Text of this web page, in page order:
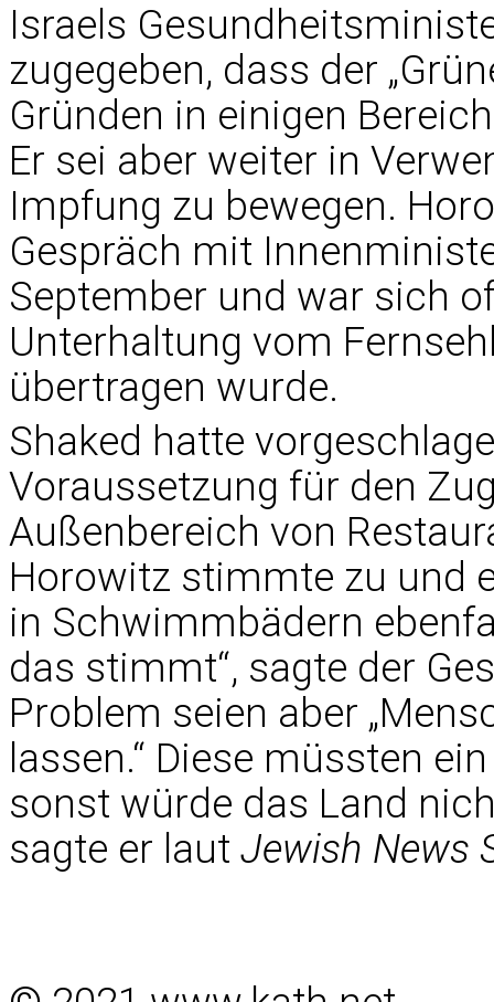
Israels
zugegeben, dass der
Gründen in einigen
Er sei aber weiter in
Impfung zu bewegen.
Gespräch mit
September und war sich
Unterhaltung vom
übertragen wurde.
Shaked hatte
Voraussetzung für den
Außenbereich von
Horowitz stimmte zu und
in Schwimmbädern
das stimmt“, sagte der
Problem seien aber
lassen.“ Diese müssten
sonst würde das Land
sagte er laut Jewish News